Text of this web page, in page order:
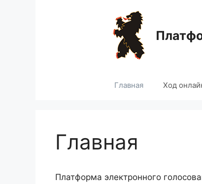
Главная Ход
Главная
Платформа электронного